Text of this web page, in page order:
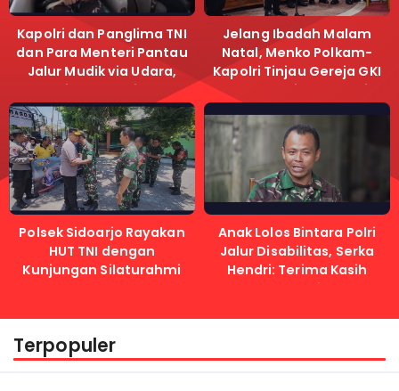
Kapolri dan Panglima TNI
dan Para Menteri Pantau
Jalur Mudik via Udara,
Pastikan Lalu Lintas
Lancar
Jelang Ibadah Malam
Natal, Menko Polkam-
Kapolri Tinjau Gereja GKI
Samanhudi dan Gereja
Polsek Sidoarjo Rayakan
HUT TNI dengan
Kunjungan Silaturahmi
Anak Lolos Bintara Polri
Jalur Disabilitas, Serka
Hendri: Terima Kasih
Kapolri
Terpopuler